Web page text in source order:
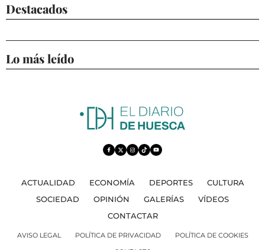
Destacados
Lo más leído
ACTUALIDAD ECONOMÍA DEPORTES
CULTURA
SOCIEDAD
OPINIÓN GALERÍAS
VÍDEOS
CONTACTAR
AVISO LEGAL POLÍTICA DE PRIVACIDAD
POLÍTICA DE COOKIES